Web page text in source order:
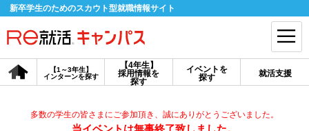
新卒学生のためのスカウト型就職情報サイト
【4年生】
採用情報を
探す
【1～3年生】
インターンを探す
イベントを
探す
就活支援
会員登録 ログイン
会員ID・パスワードを忘れた方はこちら
多数の学生の皆さまにご参加頂き、誠にありがとうございました。